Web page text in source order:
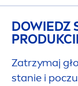
DOWIEDZ
Zatrzymaj
stanie i